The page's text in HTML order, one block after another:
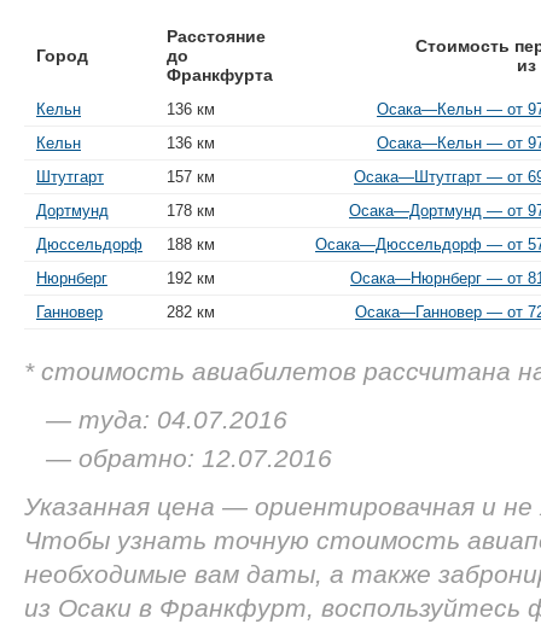
Город
Расстояние
до
Франкфурта
Стоимость
Кельн 136 км
Осака—Кельн — от
Кельн
136 км
Осака—Кельн — от
Штутгарт
157 км
Осака—Штутгарт — от
Дортмунд
178 км
Осака—Дортмунд — от
Дюссельдорф
188 км
Осака—Дюссельдорф — от
Нюрнберг
192 км
Осака—Нюрнберг — от
Ганновер
282 км Осака—Ганновер — от
* стоимость авиабилетов рассчитана
— туда: 04.07.2016
— обратно: 12.07.2016
Указанная цена — ориентировачная и
Чтобы узнать точную стоимость
необходимые вам даты, а также
из Осаки в Франкфурт, воспользуйтесь